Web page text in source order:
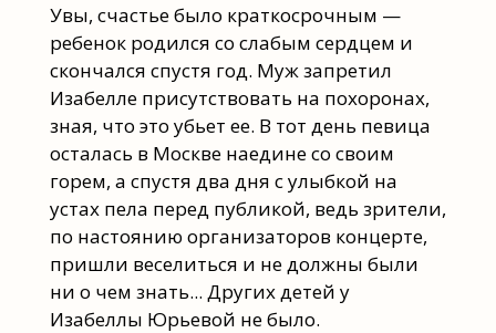
Увы, счастье было краткосрочным —
ребенок родился со слабым сердцем и
скончался спустя год. Муж запретил
Изабелле присутствовать на похоронах,
зная, что это убьет ее. В тот день певица
осталась в Москве наедине со своим
горем, а спустя два дня с улыбкой на
устах пела перед публикой, ведь зрители,
по настоянию организаторов концерте,
пришли веселиться и не должны были
ни о чем знать... Других детей у
Изабеллы Юрьевой не было.